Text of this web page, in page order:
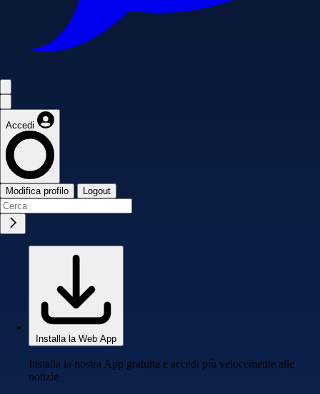
Accedi
Modifica profilo Logout
Installa la Web App
Installa la nostra App gratuita e accedi più velocemente alle
notizie